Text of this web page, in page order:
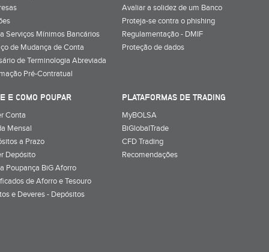
Serviços Mínimos Bancários
de Mudança de Conta
de Terminologia Abreviada
Pré-Contratual
Avaliar a solidez de um Banco
Proteja-se contra o phishing
Regulamentação - DMIF
Proteção de dados
E COMO POUPAR
Conta
Mensal
a Prazo
Depósito
Poupança BiG Aforro
de Aforro e Tesouro
e Deveres - Depósitos
PLATAFORMAS DE TRADING
MyBOLSA
BiGlobalTrade
CFD Trading
Recomendações